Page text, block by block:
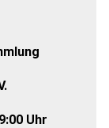
Uhr